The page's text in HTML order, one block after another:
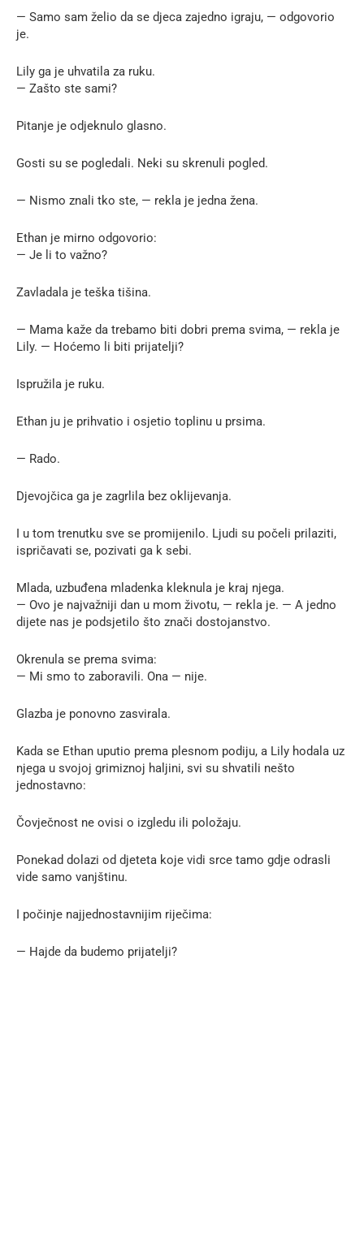
— Samo sam želio da se djeca zajedno igraju, — odgovorio
je.
Lily ga je uhvatila za ruku.
— Zašto ste sami?
Pitanje je odjeknulo glasno.
Gosti su se pogledali. Neki su skrenuli pogled.
— Nismo znali tko ste, — rekla je jedna žena.
Ethan je mirno odgovorio:
— Je li to važno?
Zavladala je teška tišina.
— Mama kaže da trebamo biti dobri prema svima, — rekla je
Lily. — Hoćemo li biti prijatelji?
Ispružila je ruku.
Ethan ju je prihvatio i osjetio toplinu u prsima.
— Rado.
Djevojčica ga je zagrlila bez oklijevanja.
I u tom trenutku sve se promijenilo. Ljudi su počeli prilaziti,
ispričavati se, pozivati ga k sebi.
Mlada, uzbuđena mladenka kleknula je kraj njega.
— Ovo je najvažniji dan u mom životu, — rekla je. — A jedno
dijete nas je podsjetilo što znači dostojanstvo.
Okrenula se prema svima:
— Mi smo to zaboravili. Ona — nije.
Glazba je ponovno zasvirala.
Kada se Ethan uputio prema plesnom podiju, a Lily hodala uz
njega u svojoj grimiznoj haljini, svi su shvatili nešto
jednostavno:
Čovječnost ne ovisi o izgledu ili položaju.
Ponekad dolazi od djeteta koje vidi srce tamo gdje odrasli
vide samo vanjštinu.
I počinje najjednostavnijim riječima:
— Hajde da budemo prijatelji?